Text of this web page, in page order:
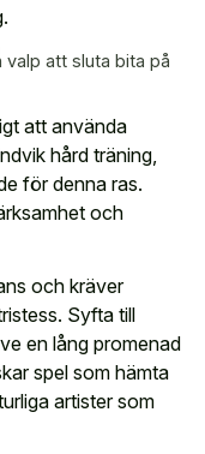
valp att sluta bita på
att använda
hård träning,
för denna ras.
och
och kräver
Syfta till
en lång promenad
spel som hämta
artister som